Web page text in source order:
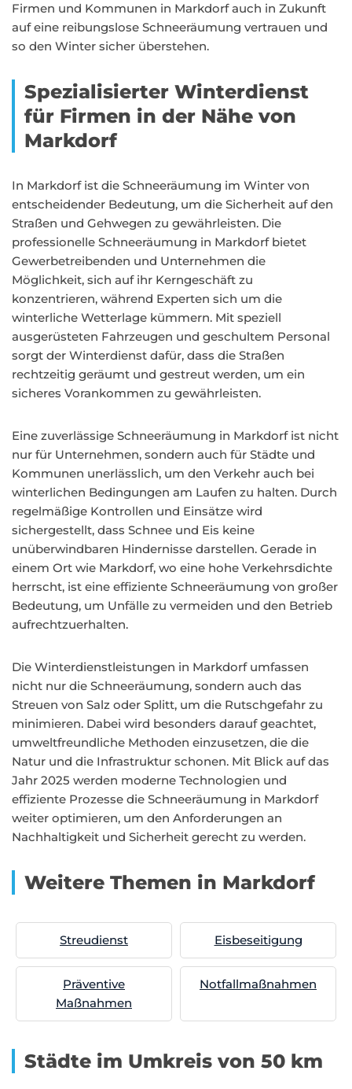
Firmen und Kommunen in Markdorf auch in Zukunft
auf eine reibungslose Schneeräumung vertrauen und
so den Winter sicher überstehen.
Spezialisierter Winterdienst
für Firmen in der Nähe von
Markdorf
In Markdorf ist die Schneeräumung im Winter von
entscheidender Bedeutung, um die Sicherheit auf den
Straßen und Gehwegen zu gewährleisten. Die
professionelle Schneeräumung in Markdorf bietet
Gewerbetreibenden und Unternehmen die
Möglichkeit, sich auf ihr Kerngeschäft zu
konzentrieren, während Experten sich um die
winterliche Wetterlage kümmern. Mit speziell
ausgerüsteten Fahrzeugen und geschultem Personal
sorgt der Winterdienst dafür, dass die Straßen
rechtzeitig geräumt und gestreut werden, um ein
sicheres Vorankommen zu gewährleisten.
Eine zuverlässige Schneeräumung in Markdorf ist nicht
nur für Unternehmen, sondern auch für Städte und
Kommunen unerlässlich, um den Verkehr auch bei
winterlichen Bedingungen am Laufen zu halten. Durch
regelmäßige Kontrollen und Einsätze wird
sichergestellt, dass Schnee und Eis keine
unüberwindbaren Hindernisse darstellen. Gerade in
einem Ort wie Markdorf, wo eine hohe Verkehrsdichte
herrscht, ist eine effiziente Schneeräumung von großer
Bedeutung, um Unfälle zu vermeiden und den Betrieb
aufrechtzuerhalten.
Die Winterdienstleistungen in Markdorf umfassen
nicht nur die Schneeräumung, sondern auch das
Streuen von Salz oder Splitt, um die Rutschgefahr zu
minimieren. Dabei wird besonders darauf geachtet,
umweltfreundliche Methoden einzusetzen, die die
Natur und die Infrastruktur schonen. Mit Blick auf das
Jahr 2025 werden moderne Technologien und
effiziente Prozesse die Schneeräumung in Markdorf
weiter optimieren, um den Anforderungen an
Nachhaltigkeit und Sicherheit gerecht zu werden.
Weitere Themen in Markdorf
Streudienst Eisbeseitigung
Präventive
Maßnahmen
Notfallmaßnahmen
Städte im Umkreis von 50 km